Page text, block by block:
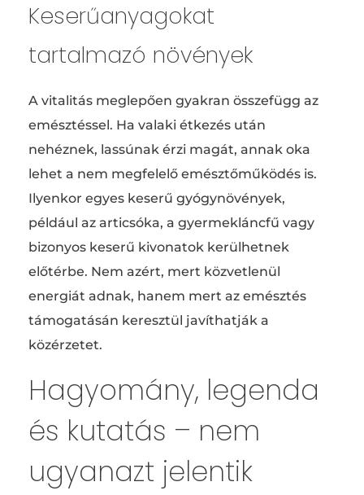
Keserűanyagokat
tartalmazó növények
A vitalitás meglepően gyakran összefügg az
emésztéssel. Ha valaki étkezés után
nehéznek, lassúnak érzi magát, annak oka
lehet a nem megfelelő emésztőműködés is.
Ilyenkor egyes keserű gyógynövények,
például az articsóka, a gyermekláncfű vagy
bizonyos keserű kivonatok kerülhetnek
előtérbe. Nem azért, mert közvetlenül
energiát adnak, hanem mert az emésztés
támogatásán keresztül javíthatják a
közérzetet.
Hagyomány, legenda
és kutatás – nem
ugyanazt jelentik